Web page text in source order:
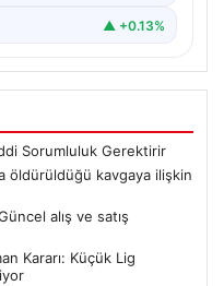
▲ +0.13%
Sorumluluk Gerektirir
öldürüldüğü kavgaya ilişkin
alış ve satış
Kararı: Küçük Lig